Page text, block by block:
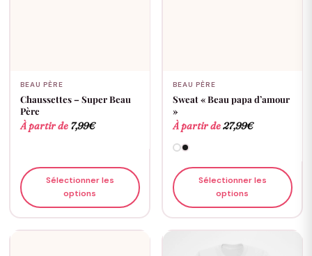
BEAU PÈRE
Chaussettes – Super Beau
Père
À partir de 7,99€
Sélectionner les
options
BEAU PÈRE
Sweat « Beau papa d’amour
»
À partir de27,99€
Sélectionner les
options